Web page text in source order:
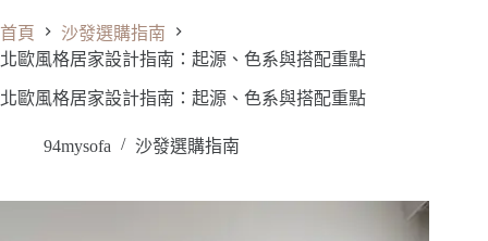
首頁
沙發選購指南
北歐風格居家設計指南：起源、色系與搭配重點
北歐風格居家設計指南：起源、色系與搭配重點
94mysofa 沙發選購指南